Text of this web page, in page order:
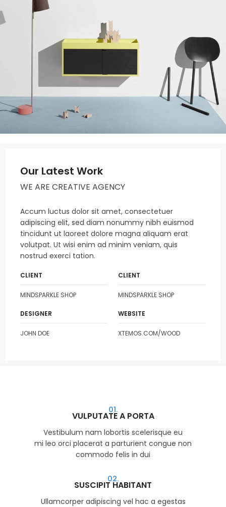
Our Latest Work
WE ARE CREATIVE AGENCY
Accum luctus dolor sit amet, consectetuer
adipiscing elit, sed diam nonummy nibh euismod
tincidunt ut laoreet dolore magna aliquam erat
volutpat. Ut wisi enim ad minim veniam, quis
nostrud exerci tation.
CLIENT
MINDSPARKLE SHOP
CLIENT
MINDSPARKLE SHOP
DESIGNER
JOHN DOE
WEBSITE
XTEMOS.COM/WOOD
01.
VULPUTATE A PORTA
Vestibulum nam lobortis scelerisque eu
mi leo orci placerat a parturient congue non
commodo felis in dui
02.
SUSCIPIT HABITANT
Ullamcorper adipiscing vel hac a egestas